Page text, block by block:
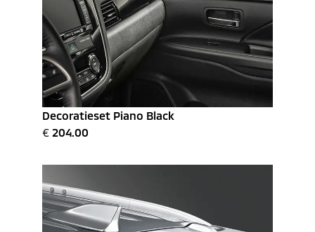
Decoratieset Piano Black
€ 204.00